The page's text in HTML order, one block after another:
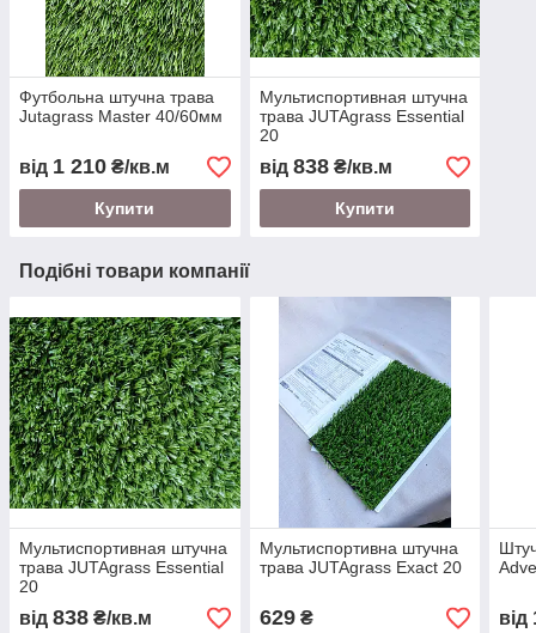
Футбольна штучна трава
Jutagrass Master 40/60мм
від 1 210 ₴/кв.м
Купити
Мультиспортивная штучна
трава JUTAgrass Essential
20
від 838₴/кв.м
Купити
Подібні товари компанії
Мультиспортивная штучна
трава JUTAgrass Essential
20
від 838 ₴/кв.м
Мультиспортивна штучна
трава JUTAgrass Exact 20
629₴ від